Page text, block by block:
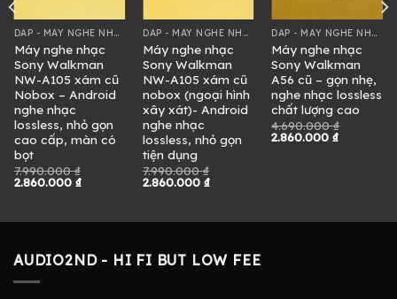
DAP - MÁY NGHE NHẠC
Máy nghe nhạc
Sony Walkman
NW-A105 xám cũ
Nobox – Android
nghe nhạc
lossless, nhỏ gọn
cao cấp, màn có
bọt
7.990.000₫
Giá
2.860.000 ₫Giá
2.860.000 ₫.
DAP - MÁY NGHE NHẠC
Máy nghe nhạc
Sony Walkman
NW-A105 xám cũ
nobox (ngoại hình
xây xát)- Android
nghe nhạc
lossless, nhỏ gọn
tiện dụng
7.990.000₫
Giá
2.860.000₫Giá
2.860.000 ₫.
DAP - MÁY NGHE NHẠC
Máy nghe nhạc
Sony Walkman
A56 cũ – gọn nhẹ,
nghe nhạc lossless
chất lượng cao
4.690.000₫
Giá
2.860.000₫Giá
₫.
AUDIO2ND - HI FI BUT LOW FEE